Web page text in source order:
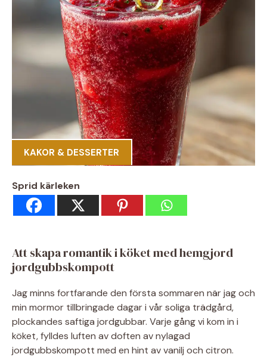
KAKOR & DESSERTER
Sprid kärleken
Att skapa romantik i köket med hemgjord
jordgubbskompott
Jag minns fortfarande den första sommaren när jag och
min mormor tillbringade dagar i vår soliga trädgård,
plockandes saftiga jordgubbar. Varje gång vi kom in i
köket, fylldes luften av doften av nylagad
jordgubbskompott med en hint av vanilj och citron.